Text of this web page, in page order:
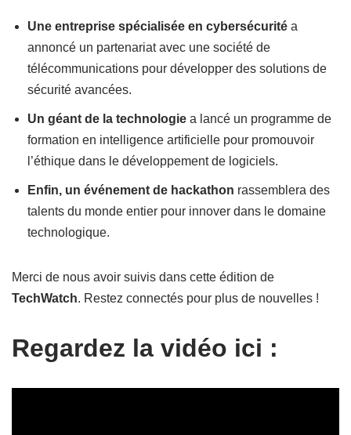
Une entreprise spécialisée en cybersécurité a
annoncé un partenariat avec une société de
télécommunications pour développer des solutions de
sécurité avancées.
Un géant de la technologie a lancé un programme de
formation en intelligence artificielle pour promouvoir
l’éthique dans le développement de logiciels.
Enfin, un événement de hackathon rassemblera des
talents du monde entier pour innover dans le domaine
technologique.
Merci de nous avoir suivis dans cette édition de
TechWatch. Restez connectés pour plus de nouvelles !
Regardez la vidéo ici :